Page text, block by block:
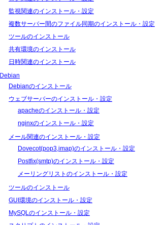
監視関連のインストール・設定
複数サーバー間のファイル同期のインストール・設定
ツールのインストール
共有環境のインストール
日時関連のインストール
Debian
Debianのインストール
ウェブサーバーのインストール・設定
apacheのインストール・設定
nginxのインストール・設定
メール関連のインストール・設定
Dovecot(pop3,imap)のインストール・設定
Postfix(smtp)のインストール・設定
メーリングリストのインストール・設定
ツールのインストール
GUI環境のインストール・設定
MySQLのインストール・設定